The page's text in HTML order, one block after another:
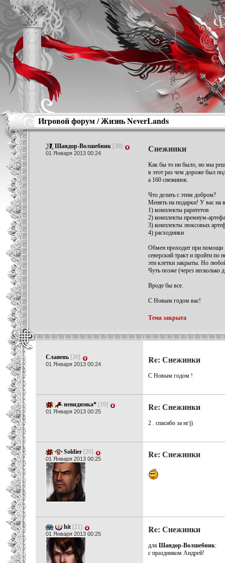
Игровой форум/Жизнь NeverLands
Шандор-Волшебник [30]
01 Января 2013 00:24 Снежинки
Как бы то ни было, но мы
в этот раз чем дороже был
а 160 снежинок.
Что делать с этим добром?
Менять на подарки! У вас на
1) комплекты раритетов
2) комплекты премиум-
3) комплекты люксовых
4) расходники
Обмен проходит при помощи
северский тракт и пройти по
эти клетки закрыты. Но
Чуть позже (через несколько
Вроде бы все.
С Новым годом вас!
Тема закрыта
Славень [20]
01 Января 2013 00:24 Re: Снежинки
С Новым годом !
невидимка* [19]
01 Января 2013 00:25 Re: Снежинки
2 . спасибо за нг))
Soldier [20]
01 Января 2013 00:25 Re: Снежинки
hit [21]
01 Января 2013 00:25 Re: Снежинки
для Шандор-Волшебник:
с праздником Андрей!